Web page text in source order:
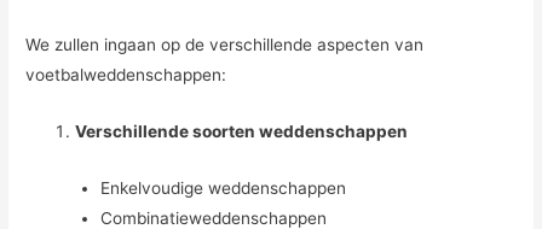
We zullen ingaan op de verschillende aspecten van
voetbalweddenschappen:
Verschillende soorten weddenschappen
Enkelvoudige weddenschappen
Combinatieweddenschappen